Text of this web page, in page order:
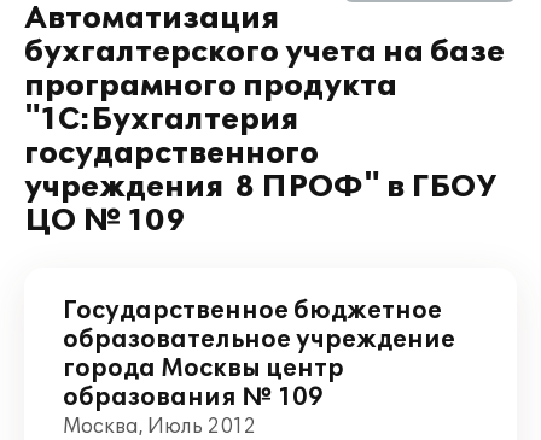
Автоматизация
бухгалтерского учета на базе
програмного продукта
"1С:Бухгалтерия
государственного
учреждения 8 ПРОФ" в ГБОУ
ЦО № 109
Государственное бюджетное
образовательное учреждение
города Москвы центр
образования № 109
Москва, Июль 2012